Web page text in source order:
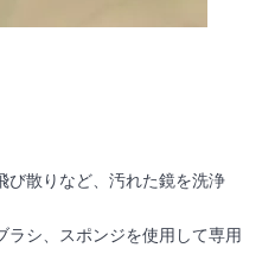
び散りなど、汚れた鏡を洗浄
ラシ、スポンジを使用して専用